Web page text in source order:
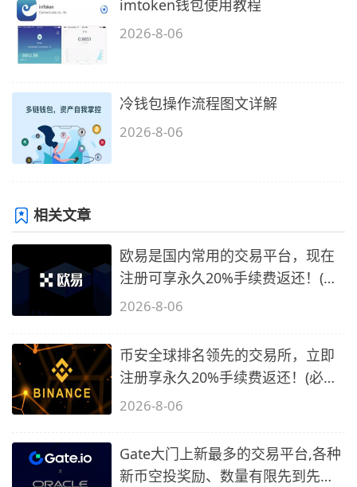
imtoken钱包使用教程
2026-8-06
冷钱包操作流程图文详解
2026-8-06
相关文章
欧易是国内常用的交易平台，现在
注册可享永久20%手续费返还！(必
备1)
2026-8-06
币安全球排名领先的交易所，立即
注册享永久20%手续费返还！(必备
2)
2026-8-06
Gate大门上新最多的交易平台,各种
新币空投奖励、数量有限先到先